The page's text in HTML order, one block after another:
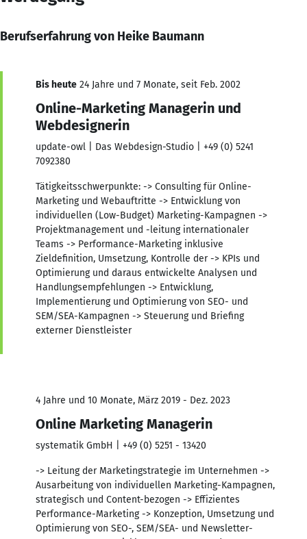
Berufserfahrung von Heike Baumann
Bis heute 24 Jahre und 7 Monate, seit Feb. 2002
Online-Marketing Managerin und
Webdesignerin
update-owl | Das Webdesign-Studio | +49 (0) 5241
7092380
Tätigkeitsschwerpunkte: -> Consulting für Online-
Marketing und Webauftritte -> Entwicklung von
individuellen (Low-Budget) Marketing-Kampagnen ->
Projektmanagement und -leitung internationaler
Teams -> Performance-Marketing inklusive
Zieldefinition, Umsetzung, Kontrolle der -> KPIs und
Optimierung und daraus entwickelte Analysen und
Handlungsempfehlungen -> Entwicklung,
Implementierung und Optimierung von SEO- und
SEM/SEA-Kampagnen -> Steuerung und Briefing
externer Dienstleister
4 Jahre und 10 Monate, März 2019 - Dez. 2023
Online Marketing Managerin
systematik GmbH | +49 (0) 5251 - 13420
-> Leitung der Marketingstrategie im Unternehmen ->
Ausarbeitung von individuellen Marketing-Kampagnen,
strategisch und Content-bezogen -> Effizientes
Performance-Marketing -> Konzeption, Umsetzung und
Optimierung von SEO-, SEM/SEA- und Newsletter-